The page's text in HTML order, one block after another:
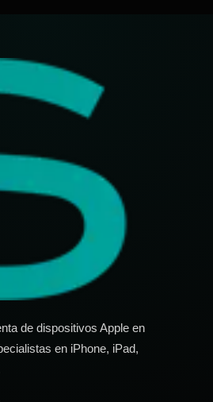
de dispositivos Apple en
en iPhone, iPad,